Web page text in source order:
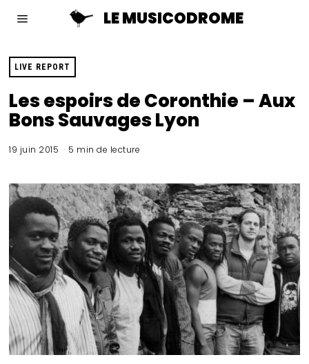
LE MUSICODROME
LIVE REPORT
Les espoirs de Coronthie – Aux
Bons Sauvages Lyon
19 juin 2015 5 min de lecture